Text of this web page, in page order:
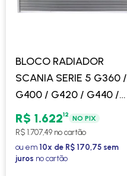
BLOCO RADIADOR
SCANIA SERIE 5 G360 /
G400 / G420 / G440 /
G470 / G480 2008 >
(MEDIO) (RADIADOR) -
PROCOOLER
R$ 1.62212 NO PIX
R$ 1.707,49 no cartão
ou em 10x de R$ 170,75 sem
juros no cartão